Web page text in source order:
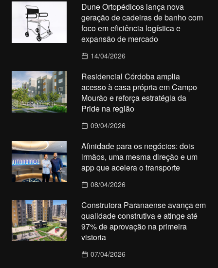
Dune Ortopédicos lança nova
geração de cadeiras de banho com
foco em eficiência logística e
expansão de mercado
14/04/2026
Residencial Córdoba amplia
acesso à casa própria em Campo
Mourão e reforça estratégia da
Pride na região
09/04/2026
Afinidade para os negócios: dois
irmãos, uma mesma direção e um
app que acelera o transporte
08/04/2026
Construtora Paranaense avança em
qualidade construtiva e atinge até
97% de aprovação na primeira
vistoria
07/04/2026